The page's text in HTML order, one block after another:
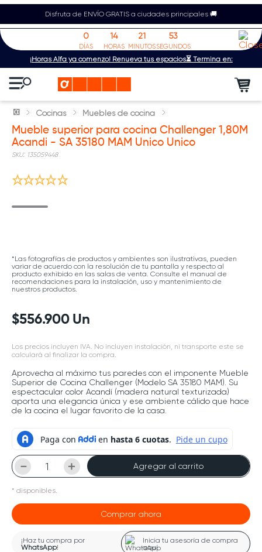
Disfruta de ENVÍO GRATIS a ciudades principales 🚚
¡Horas Alfa ya comenzó! Renueva tus espacios⏳ Termina en:
0
DÍAS
14
HORAS
21
MINUTOS
53
SEGUNDOS
Cocinas Muebles de cocina
Mueble superior para cocina Challenger 1,80M
Acandi - SA 35180 MAM Unico Unico
: 135059448
*Las fotografías de productos y ambientes son ilustrativas, pueden
variar de acuerdo con la resolución de tu pantalla y respecto al
producto exhibido en las salas de venta. Consulte el manual de
recomendaciones para la instalación, uso y mantenimiento de
nuestros productos.
$556.900 Un
Los precios incluyen IVA. No incluyen instalación, ni transporte este se
calculará al finalizar la compra.
Aprovecha al máximo tus paredes con el imponente Mueble
Superior de Cocina Challenger (Modelo SA 35180 MAM). Su
espectacular color Acandí (madera natural texturizada)
aporta una elegancia única y ese ambiente cálido que hace
de la cocina el lugar favorito de la casa.
＋
－ Agregar al carrito
* disponibles.
Comprar ahora
¡Haz tu compra por
WhatsApp!
Inicia tu asesoría de compra
aquí